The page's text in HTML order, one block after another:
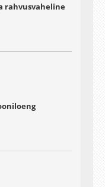
esitanud
liikmena
on raamatu
Modelling“
rahvusvaheline